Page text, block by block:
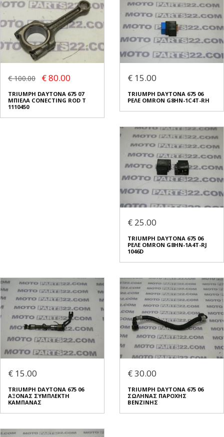
€ 100.00 € 80.00
TRIUMPH DAYTONA 675 07
ΜΠΙΕΛΑ CONECTING ROD T
1110450
€ 15.00
TRIUMPH DAYTONA 675 06
ΡΕΛΕ OMRON G8HN-1C4T-RH
€ 25.00
TRIUMPH DAYTONA 675 06
ΡΕΛΕ OMRON G8HN-1A4T-RJ
1046D
€ 15.00
TRIUMPH DAYTONA 675 06
ΑΞΟΝΑΣ ΣΥΜΠΛΕΚΤΗ
ΚΑΜΠΑΝΑΣ
€ 30.00
TRIUMPH DAYTONA 675 06
ΣΩΛΗΝΑΣ ΠΑΡΟΧΗΣ
ΒΕΝΖΙΝΗΣ